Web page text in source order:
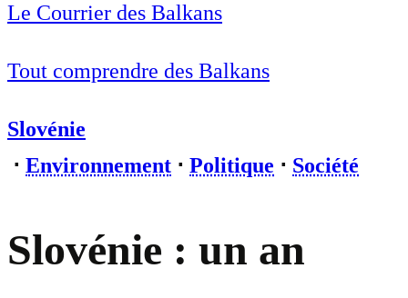
Le Courrier des Balkans
Tout comprendre des Balkans
Slovénie
⋅ Environnement ⋅ Politique ⋅ Société
Slovénie : un an